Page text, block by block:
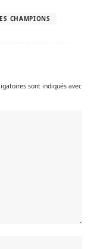
CHAMPIONS
sont indiqués avec